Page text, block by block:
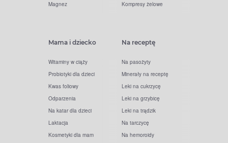
Magnez
Kompresy żelowe
Mama i dziecko
Witaminy w ciąży
Probiotyki dla dzieci
Kwas foliowy
Odparzenia
Na katar dla dzieci
Laktacja
Kosmetyki dla mam
Na receptę
Na pasożyty
Minerały na receptę
Leki na cukrzycę
Leki na grzybicę
Leki na trądzik
Na tarczycę
Na hemoroidy